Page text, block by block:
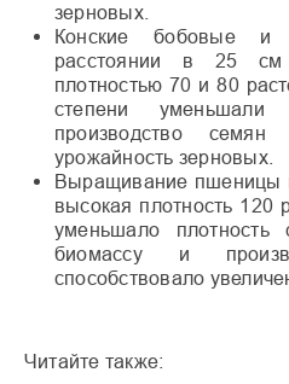
зерновых.
Конские бобовые и
расстоянии в 25
плотностью 70 и 80
степени
производство семян
урожайность зерновых.
Выращивание пшеницы
высокая плотность 120
уменьшало плотность
биомассу и
способствовало
Читайте также: